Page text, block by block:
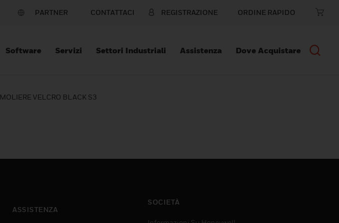
PARTNER CONTATTACI REGISTRAZIONE ORDINE RAPIDO
Software Servizi Settori Industriali Assistenza Dove Acquistare
MOLIERE VELCRO BLACK S3
ASSISTENZA
SOCIETÀ